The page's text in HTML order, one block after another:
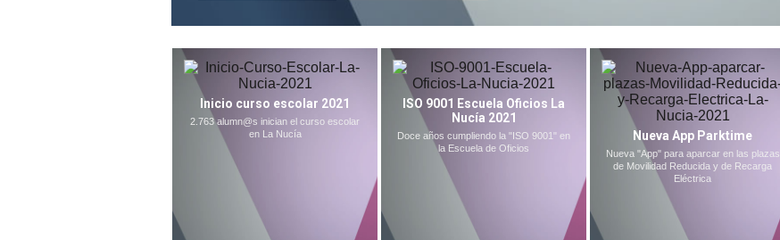
Inicio curso escolar 2021
2.763 alumn@s inician el curso escolar
en La Nucía
ISO 9001 Escuela Oficios La
Nucía 2021
Doce años cumpliendo la "ISO 9001" en
la Escuela de Oficios
Nueva App Parktime
Nueva "App" para aparcar en las plazas
de Movilidad Reducida y de Recarga
Eléctrica